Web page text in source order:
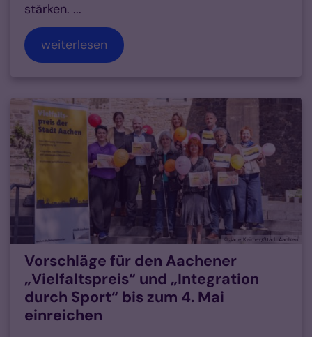
stärken. ...
weiterlesen
© Jane Kaimer/Stadt Aachen
Vorschläge für den Aachener
„Vielfaltspreis“ und „Integration
durch Sport“ bis zum 4. Mai
einreichen